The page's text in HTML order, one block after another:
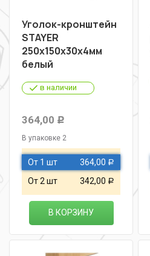
Уголок-кронштейн
STAYER
250х150х30х4мм
белый
в наличии
364,00 Р
В упаковке 2
От 1 шт 364,00 Р
От 2 шт 342,00 Р
В КОРЗИНУ